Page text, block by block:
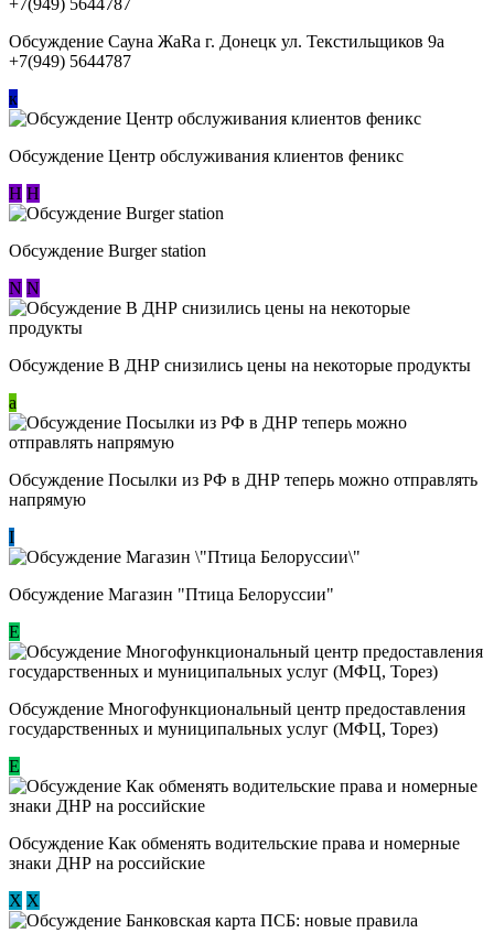
Обсуждение Сауна ЖаRa г. Донецк ул. Текстильщиков 9а
+7(949) 5644787
к
Обсуждение Центр обслуживания клиентов феникс
Н Н
Обсуждение Burger station
N N
Обсуждение В ДНР снизились цены на некоторые продукты
a
Обсуждение Посылки из РФ в ДНР теперь можно отправлять
напрямую
I
Обсуждение Магазин "Птица Белоруссии"
Е
Обсуждение Многофункциональный центр предоставления
государственных и муниципальных услуг (МФЦ, Торез)
E
Обсуждение ​Как обменять водительские права и номерные
знаки ДНР на российские
Х Х